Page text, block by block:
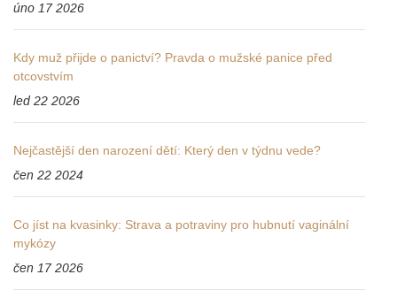
úno 17 2026
Kdy muž přijde o panictví? Pravda o mužské panice před
otcovstvím
led 22 2026
Nejčastější den narození dětí: Který den v týdnu vede?
čen 22 2024
Co jíst na kvasinky: Strava a potraviny pro hubnutí vaginální
mykózy
čen 17 2026